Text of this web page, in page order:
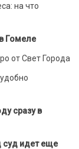
на что
Гомеле
от Свет Города
сразу в
суд идет еще